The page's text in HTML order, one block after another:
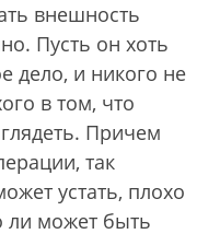
внешность
Пусть он хоть
дело, и никого не
в том, что
Причем
так
устать, плохо
ли может быть